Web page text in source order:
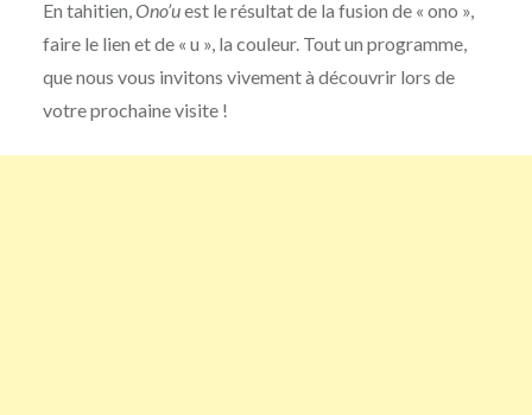
En tahitien, Ono’uest le résultat de la fusion de « ono »,
faire le lien et de « u », la couleur. Tout un programme,
que nous vous invitons vivement à découvrir lors de
votre prochaine visite !